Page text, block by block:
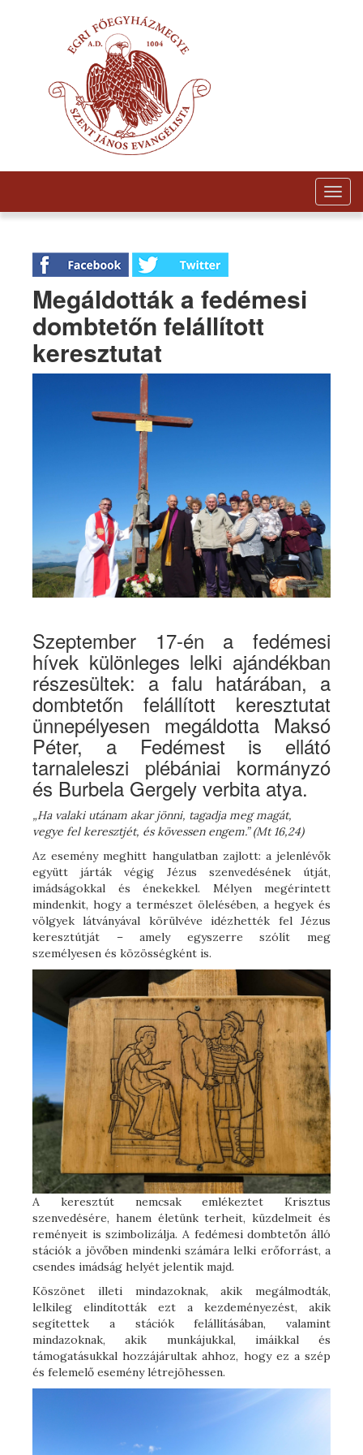
Megáldották a fedémesi
dombtetőn felállított
keresztutat
Szeptember 17-én a fedémesi
hívek különleges lelki ajándékban
részesültek: a falu határában, a
dombtetőn felállított keresztutat
ünnepélyesen megáldotta Maksó
Péter, a Fedémest is ellátó
tarnaleleszi plébániai kormányzó
és Burbela Gergely verbita atya.
„Ha valaki utánam akar jönni, tagadja meg magát,
vegye fel keresztjét, és kövessen engem.” (Mt 16,24)
Az esemény meghitt hangulatban zajlott: a jelenlévők
együtt járták végig Jézus szenvedésének útját,
imádságokkal és énekekkel. Mélyen megérintett
mindenkit, hogy a természet ölelésében, a hegyek és
völgyek látványával körülvéve idézhették fel Jézus
keresztútját – amely egyszerre szólít meg
személyesen és közösségként is.
A keresztút nemcsak emlékeztet Krisztus
szenvedésére, hanem életünk terheit, küzdelmeit és
reményeit is szimbolizálja. A fedémesi dombtetőn álló
stációk a jövőben mindenki számára lelki erőforrást, a
csendes imádság helyét jelentik majd.
Köszönet illeti mindazoknak, akik megálmodták,
lelkileg elindították ezt a kezdeményezést, akik
segítettek a stációk felállításában, valamint
mindazoknak, akik munkájukkal, imáikkal és
támogatásukkal hozzájárultak ahhoz, hogy ez a szép
és felemelő esemény létrejöhessen.